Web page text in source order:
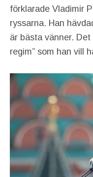
förklarade Vladimir
ryssarna. Han
är bästa vänner.
regim” som han vill